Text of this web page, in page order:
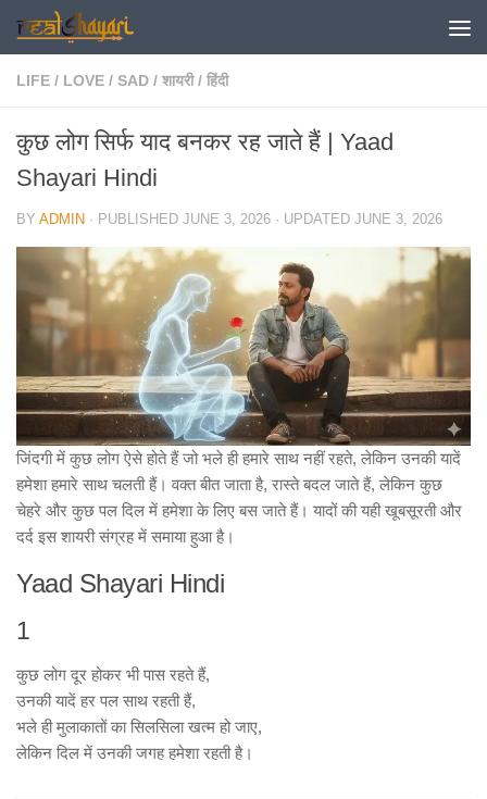
Skip to content
LIFE / LOVE / SAD / शायरी / हिंदी
कुछ लोग सिर्फ याद बनकर रह जाते हैं | Yaad
Shayari Hindi
BY ADMIN · PUBLISHED JUNE 3, 2026 · UPDATED JUNE 3, 2026
जिंदगी में कुछ लोग ऐसे होते हैं जो भले ही हमारे साथ नहीं रहते, लेकिन उनकी यादें
हमेशा हमारे साथ चलती हैं। वक्त बीत जाता है, रास्ते बदल जाते हैं, लेकिन कुछ
चेहरे और कुछ पल दिल में हमेशा के लिए बस जाते हैं। यादों की यही खूबसूरती और
दर्द इस शायरी संग्रह में समाया हुआ है।
Yaad Shayari Hindi
1
कुछ लोग दूर होकर भी पास रहते हैं,
उनकी यादें हर पल साथ रहती हैं,
भले ही मुलाकातों का सिलसिला खत्म हो जाए,
लेकिन दिल में उनकी जगह हमेशा रहती है।